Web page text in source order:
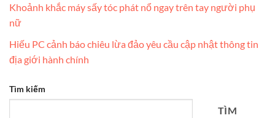
Khoảnh khắc máy sấy tóc phát nổ ngay trên tay người phụ
nữ
Hiếu PC cảnh báo chiêu lừa đảo yêu cầu cập nhật thông tin
địa giới hành chính
Tìm kiếm
TÌM